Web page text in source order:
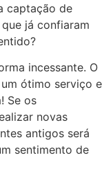
captação de
já confiaram
incessante. O
ótimo serviço e
Se os
novas
antigos será
sentimento de